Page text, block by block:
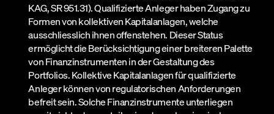
KAG, SR 951.31). Qualifizierte Anleger haben Zugang zu
Formen von kollektiven Kapitalanlagen, welche
ausschliesslich ihnen offenstehen. Dieser Status
ermöglicht die Berücksichtigung einer breiteren Palette
von Finanzinstrumenten in der Gestaltung des
Portfolios. Kollektive Kapitalanlagen für qualifizierte
Anleger können von regulatorischen Anforderungen
befreit sein. Solche Finanzinstrumente unterliegen